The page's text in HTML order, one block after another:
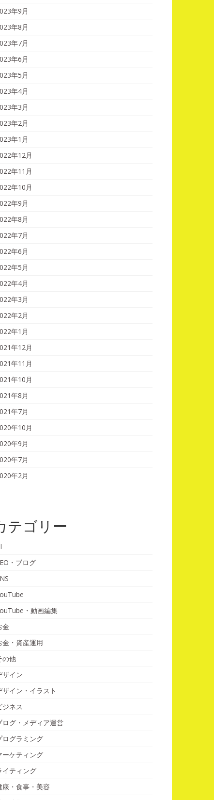
年9月
年8月
年7月
年6月
年5月
年4月
年3月
年2月
年1月
年12月
年11月
年10月
年9月
年8月
年7月
年6月
年5月
年4月
年3月
年2月
年1月
年12月
年11月
年10月
年8月
年7月
年10月
年9月
年7月
年2月
テゴリー
・ブログ
・動画編集
金
金・資産運用
の他
ザイン
ザイン・イラスト
ジネス
ログ・メディア運営
ログラミング
ーケティング
イティング
康・食事・美容